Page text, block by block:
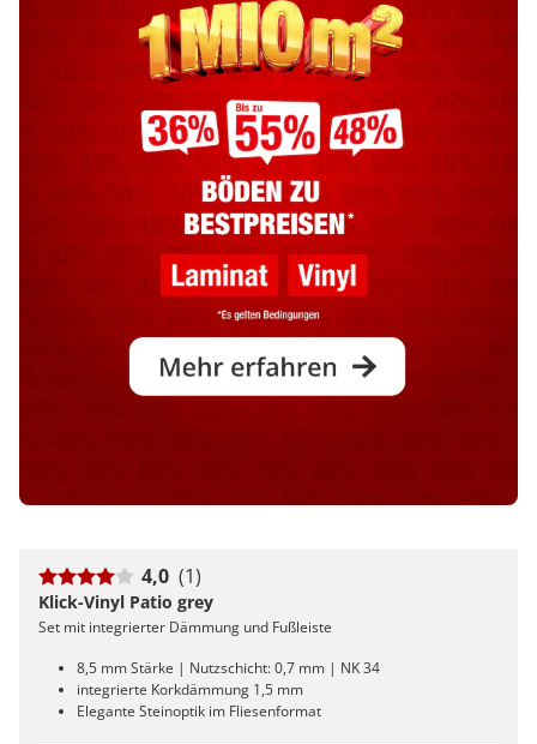
4,0 (1)
Klick-Vinyl Patio grey
Set mit integrierter Dämmung und Fußleiste
8,5 mm Stärke | Nutzschicht: 0,7 mm | NK 34
integrierte Korkdämmung 1,5 mm
Elegante Steinoptik im Fliesenformat